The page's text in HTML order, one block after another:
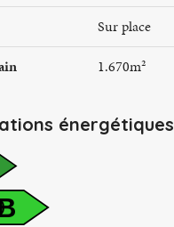
Sur place
1.670m²
énergétiques